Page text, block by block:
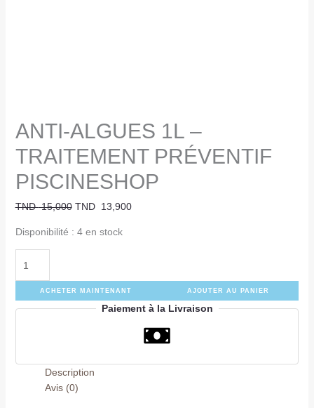
ANTI-ALGUES 1L –
TRAITEMENT PRÉVENTIF
PISCINESHOP
TND15,000 TND 13,900
Disponibilité : 4 en stock
ACHETER MAINTENANT AJOUTER AU PANIER
Paiement à la Livraison
Description
Avis (0)